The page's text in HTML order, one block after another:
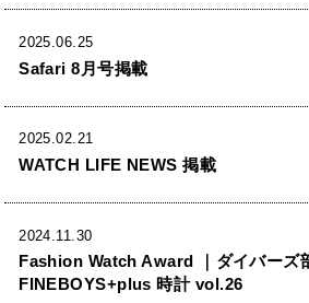
2025.06.25
Safari 8月号掲載
2025.02.21
WATCH LIFE NEWS 掲載
2024.11.30
Fashion Watch Award ｜ダイバーズ
FINEBOYS+plus 時計 vol.26